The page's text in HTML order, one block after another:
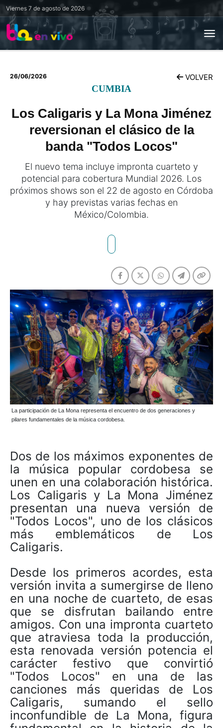
Viernes 7 de agosto de 2026
26/06/2026 VOLVER
CUMBIA
Los Caligaris y La Mona Jiménez
reversionan el clásico de la
banda "Todos Locos"
El nuevo tema incluye impronta cuarteto y
potencial para cobertura Mundial 2026. Los
próximos shows son el 22 de agosto en Córdoba
y hay previstas varias fechas en
México/Colombia.
La participación de La Mona representa el encuentro de dos generaciones y
pilares fundamentales de la música cordobesa.
Dos de los máximos exponentes de
la música popular cordobesa se
unen en una colaboración histórica.
Los Caligaris y La Mona Jiménez
presentan una nueva versión de
"Todos Locos", uno de los clásicos
más emblemáticos de Los
Caligaris.
Desde los primeros acordes, esta
versión invita a sumergirse de lleno
en una noche de cuarteto, de esas
que se disfrutan bailando entre
amigos. Con una impronta cuarteto
que atraviesa toda la producción,
esta renovada versión potencia el
carácter festivo que convirtió
"Todos Locos" en una de las
canciones más queridas de Los
Caligaris, sumando el sello
inconfundible de La Mona, figura